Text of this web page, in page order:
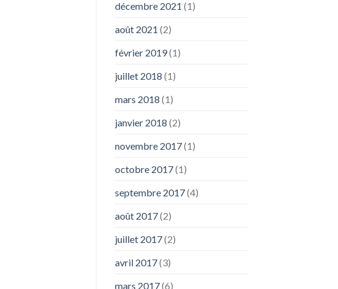
décembre 2021 (1)
août 2021 (2)
février 2019(1)
juillet 2018 (1)
mars 2018 (1)
janvier 2018 (2)
novembre 2017(1)
octobre 2017(1)
septembre 2017(4)
août 2017(2)
juillet 2017(2)
avril 2017(3)
mars 2017(6)